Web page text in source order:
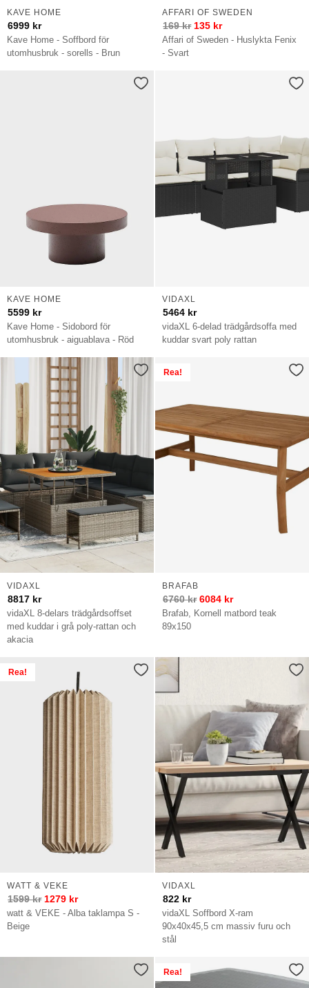
Kave Home - Soffbord för
utomhusbruk - sorells - Brun
KAVE HOME
6999 kr
Affari of Sweden - Huslykta Fenix
- Svart
AFFARI OF SWEDEN
169kr 135 kr
Kave Home - Sidobord för
utomhusbruk - aiguablava - Röd
KAVE HOME
5599 kr
vidaXL 6-delad trädgårdsoffa med
kuddar svart poly rattan
VIDAXL
5464 kr
vidaXL 8-delars trädgårdsoffset
med kuddar i grå poly-rattan och
akacia
VIDAXL
8817 kr
Rea!
Brafab, Kornell matbord teak
89x150
BRAFAB
6760kr 6084 kr
Rea!
watt & VEKE - Alba taklampa S -
Beige
WATT & VEKE
1599kr 1279 kr
vidaXL Soffbord X-ram
90x40x45,5 cm massiv furu och
stål
VIDAXL
822 kr
Rea!